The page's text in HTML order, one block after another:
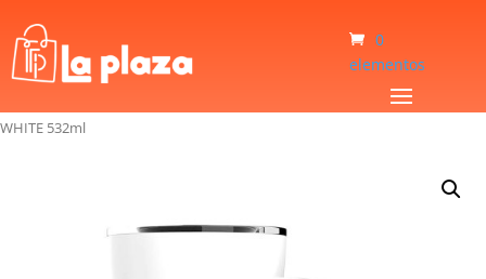
0
elementos
Taza Térmica Hydrapeak HP-JAVA-18-
WHITE 532ml